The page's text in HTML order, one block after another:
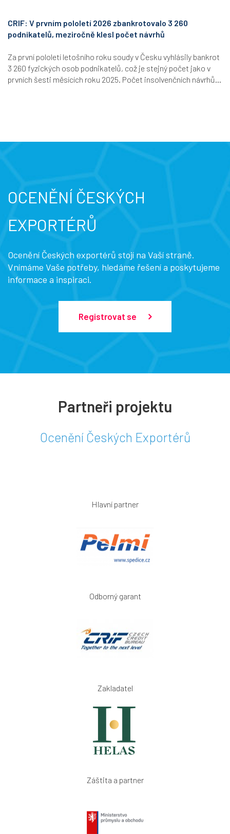
CRIF: V prvním pololetí 2026 zbankrotovalo 3 260
podnikatelů, meziročně klesl počet návrhů
Za první pololetí letošního roku soudy v Česku vyhlásily bankrot
3 260 fyzických osob podnikatelů, což je stejný počet jako v
prvních šesti měsících roku 2025. Počet insolvenčních návrhů...
OCENĚNÍ ČESKÝCH
EXPORTÉRŮ
Ocenění Českých exportérů stojí na Vaší straně.
Vnímáme Vaše potřeby, hledáme řešení a poskytujeme
informace a inspiraci.
Registrovat se
Partneři projektu
Ocenění Českých Exportérů
Hlavní partner
Odborný garant
Zakladatel
Záštita a partner